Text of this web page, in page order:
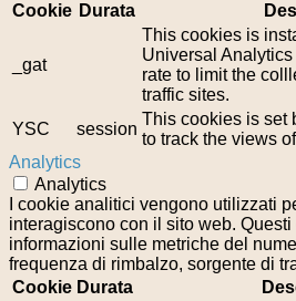
Cookie Durata
_gat
This cookies is
Universal
rate to limit the
traffic sites.
YSC
session
This cookies is set
to track the views
Analytics
Analytics
I cookie analitici vengono utilizzati
interagiscono con il sito web.
informazioni sulle metriche del
frequenza di rimbalzo, sorgente di
Cookie Durata